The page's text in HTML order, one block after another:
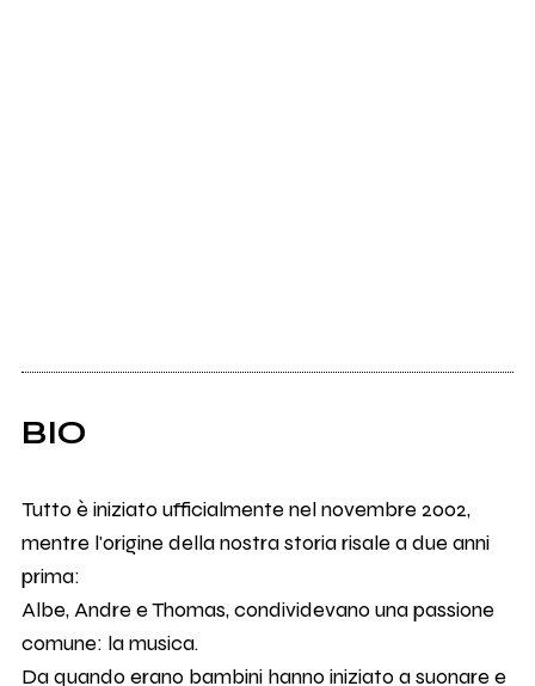
BIO
Tutto è iniziato ufficialmente nel novembre 2002,
mentre l'origine della nostra storia risale a due anni
prima:
Albe, Andre e Thomas, condividevano una passione
comune: la musica.
Da quando erano bambini hanno iniziato a suonare e